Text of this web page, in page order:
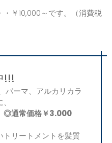
￥10,000～です。（消費税
!!!
パーマ、アルカリカラ
◎通常価格￥3.000
リートメントを髪質